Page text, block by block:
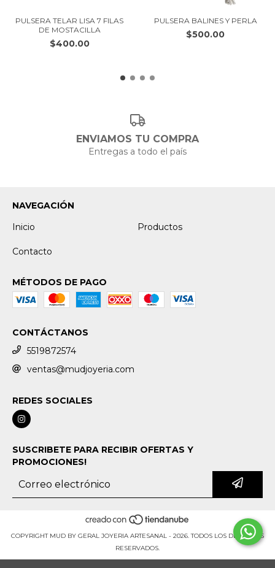
PULSERA TELAR LISA 7 FILAS
DE MOSTACILLA
$400.00
PULSERA BALINES Y PERLA
$500.00
ENVIAMOS TU COMPRA
Entregas a todo el país
NAVEGACIÓN
Inicio
Productos
Contacto
MÉTODOS DE PAGO
CONTÁCTANOS
5519872574
ventas@mudjoyeria.com
REDES SOCIALES
SUSCRIBETE PARA RECIBIR OFERTAS Y
PROMOCIONES!
COPYRIGHT MUD BY GERAL JOYERIA ARTESANAL - 2026. TODOS LOS DERECHOS
RESERVADOS.